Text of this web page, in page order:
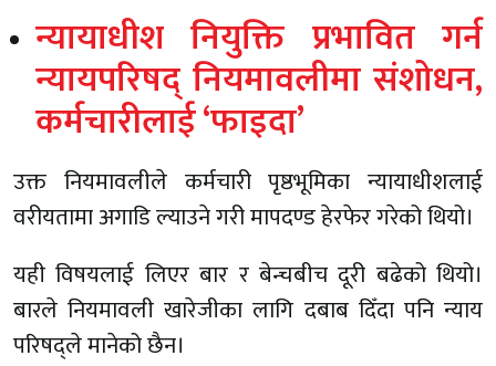
न्यायाधीश नियुक्ति प्रभावित गर्न
न्यायपरिषद् नियमावलीमा संशोधन,
कर्मचारीलाई ‘फाइदा’
उक्त नियमावलीले कर्मचारी पृष्ठभूमिका न्यायाधीशलाई
वरीयतामा अगाडि ल्याउने गरी मापदण्ड हेरफेर गरेको थियो।
यही विषयलाई लिएर बार र बेन्चबीच दूरी बढेको थियो।
बारले नियमावली खारेजीका लागि दबाब दिँदा पनि न्याय
परिषद्ले मानेको छैन।